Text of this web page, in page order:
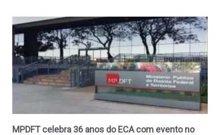
MPDFT celebra 36 anos do ECA com evento no